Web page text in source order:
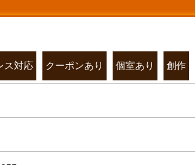
ス対応 クーポンあり 個室あり 創作